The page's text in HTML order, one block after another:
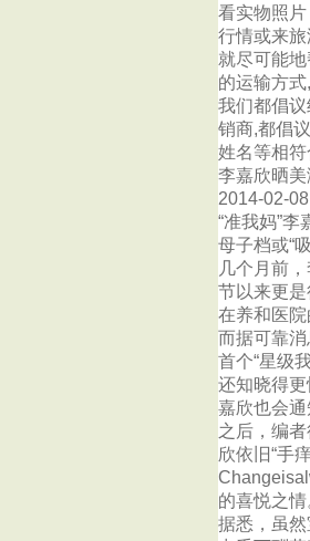
看实物照
行情或来
就尽可能
的运输方
我们都倡
销商,都倡
姓名等相符
李嘉欣晒
2014-02-
“准我妈”李
母子档或“
几个月前
节以来更
在养和医院
而据可靠
首个“星级
还知晓得更
嘉欣也会通
之后，编
欣依旧“手
的喜悦之情
据悉，虽